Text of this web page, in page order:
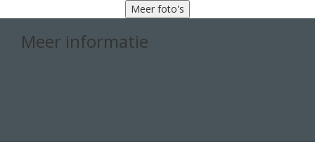
Meer foto's
Meer informatie